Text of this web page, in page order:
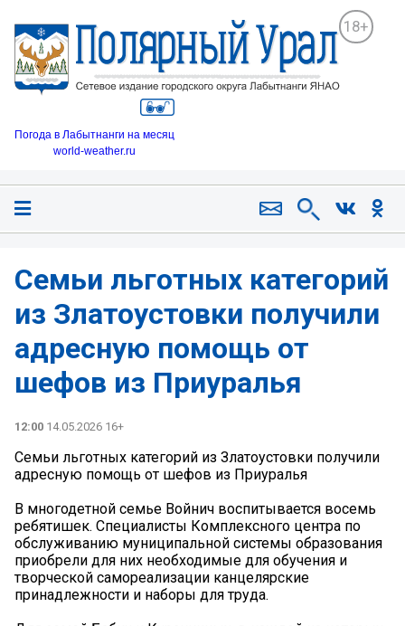
18+
Погода в Лабытнанги на месяц
world-weather.ru
Семьи льготных категорий
из Златоустовки получили
адресную помощь от
шефов из Приуралья
12:00 14.05.2026 16+
Семьи льготных категорий из Златоустовки получили
адресную помощь от шефов из Приуралья
В многодетной семье Войнич воспитывается восемь
ребятишек. Специалисты Комплексного центра по
обслуживанию муниципальной системы образования
приобрели для них необходимые для обучения и
творческой самореализации канцелярские
принадлежности и наборы для труда.